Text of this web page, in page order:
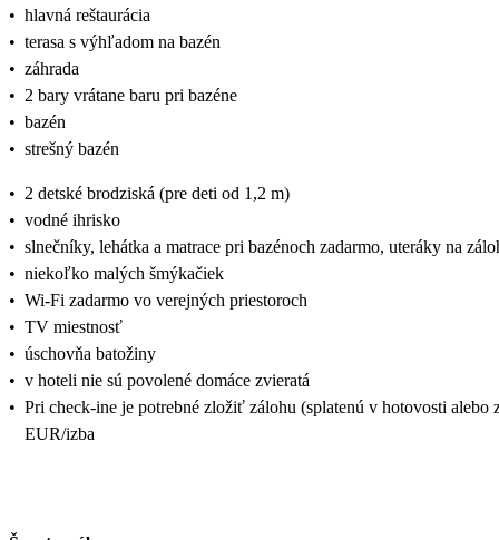
• hlavná reštaurácia
• terasa s výhľadom na bazén
• záhrada
• 2 bary vrátane baru pri bazéne
• bazén
• strešný bazén
• 2 detské brodziská (pre deti od 1,2 m)
• vodné ihrisko
• slnečníky, lehátka a matrace pri bazénoch zadarmo, uteráky na
• niekoľko malých šmýkačiek
• Wi-Fi zadarmo vo verejných priestoroch
• TV miestnosť
• úschovňa batožiny
• v hoteli nie sú povolené domáce zvieratá
• Pri check-ine je potrebné zložiť zálohu (splatenú v hotovosti
EUR/izba